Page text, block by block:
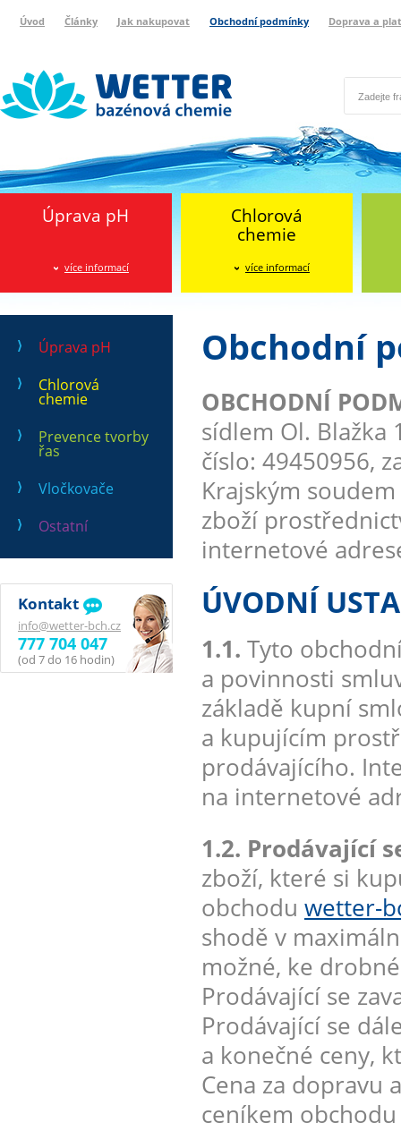
Úvod Články Jak nakupovat Obchodní podmínky Doprava a
Úprava pH
více informací
Chlorová
chemie
více informací
Úprava pH
Chlorová
chemie
Prevence tvorby
řas
Vločkovače
Ostatní
Kontakt
info@wetter-bch.cz
777 704 047
(od 7 do 16 hodin)
Obchodní
OBCHODNÍ
sídlem Ol. Blažka
číslo: 49450956,
Krajským
zboží
internetové
ÚVODNÍ
1.1. Tyto
a povinnosti
základě kupní
a kupujícím
prodávajícího.
na internetové
1.2. Prodávající
zboží, které si
obchodu wetter-
shodě v
možné, ke
Prodávající se
Prodávající se
a konečné ceny,
Cena za dopravu
ceníkem